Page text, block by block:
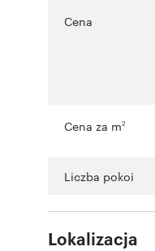
Cena
Cena za m2
Liczba pokoi
Lokalizacja